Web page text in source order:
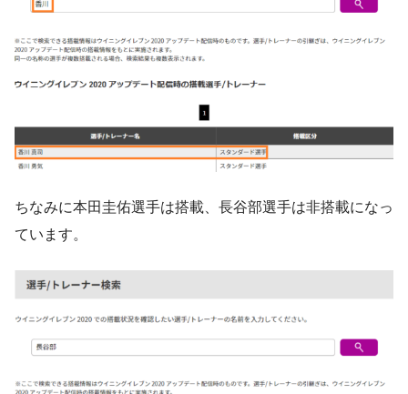
ちなみに本田圭佑選手は搭載、長谷部選手は非搭載になっ
ています。